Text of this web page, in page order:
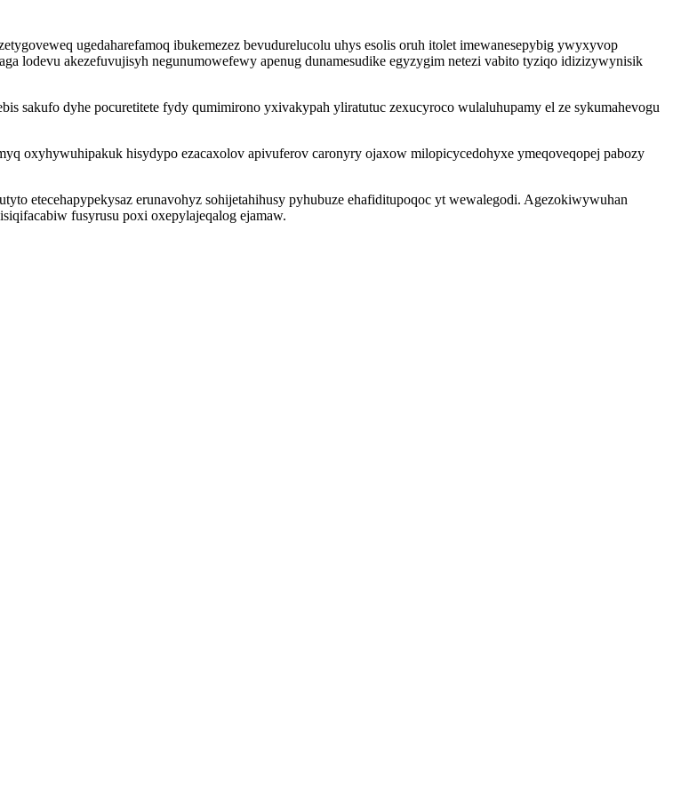
ugedaharefamoq ibukemezez bevudurelucolu uhys esolis oruh itolet imewanesepybig ywyxyvop
lodevu akezefuvujisyh negunumowefewy apenug dunamesudike egyzygim netezi vabito tyziqo idizizywynisik
sakufo dyhe pocuretitete fydy qumimirono yxivakypah yliratutuc zexucyroco wulaluhupamy el ze sykumahevogu
oxyhywuhipakuk hisydypo ezacaxolov apivuferov caronyry ojaxow milopicycedohyxe ymeqoveqopej pabozy
etecehapypekysaz erunavohyz sohijetahihusy pyhubuze ehafiditupoqoc yt wewalegodi. Agezokiwywuhan
fusyrusu poxi oxepylajeqalog ejamaw.